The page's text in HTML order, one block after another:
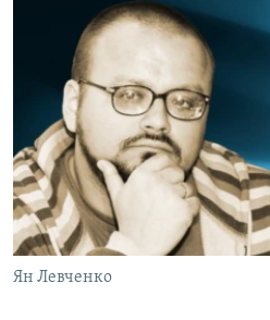
СИБИРЬ.РЕАЛИИ
РАСПИСАНИЕ ВЕЩАНИЯ
ПОДПИШИТЕСЬ НА РАССЫЛКУ
СОЦИАЛЬНЫЕ СЕТИ
Ян Левченко